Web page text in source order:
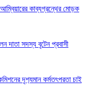
কাব্যগ্রন্থের মোড়ক
দাতা সদস্য বৃটেন প্রবাসী
দৃশ‍্যমান কর্মতৎপরতা চাই